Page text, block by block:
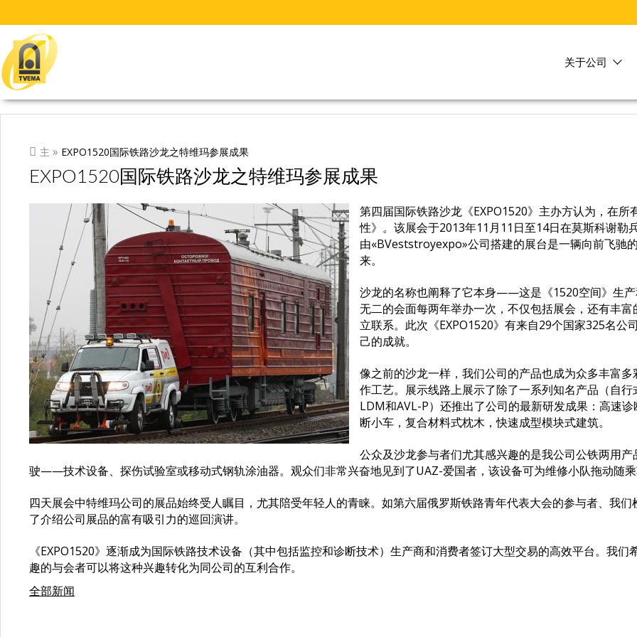
关于公司
ВЫ ЗДЕСЬ
主 » EXPO1520国际铁路沙龙之特维玛参展成果
EXPO1520国际铁路沙龙之特维玛参展成果
第四届国际铁路沙龙《EXPO1520》主办方认为，在
性》。该展会于2013年11月11日至14日在莫斯科谢勒
由«ВVeststroyexpo»公司搭建的展台是一辆向前飞
来。
沙龙的名称也阐释了它本身——这是《1520空间》生
无二的会面每两年举办一次，不仅包括展会，还有丰
立联系。此次《EXPO1520》有来自29个国家325名
己的成就。
像之前的沙龙一样，我们公司的产品也成为众多丰富
作工艺。展示线路上展示了除了一系列知名产品（自
LDM和AVL-P）还推出了公司的最新研发成果：高速
断小车，复合材料式枕木，快速成型模块式建筑。
公众及沙龙参与者们尤其感兴趣的是我公司公铁两用
驶——技术设备、探伤试验室或移动式钢轨涂油器。观众们非常兴奋地见到了UAZ-爱国者，该设备可为维修小队拖动随乘
四天展会中特维玛公司的展品始终受人瞩目，尤其陪受年轻人的青睐。如第六届俄罗斯铁路青年代表大会的参与者、我
了介绍公司展品的富有吸引力的巡回演讲。
《EXPO1520》逐渐成为国际铁路技术设备（其中包括监控和诊断技术）生产商和消费者签订大型交易的高效平台。我
趣的与会者可以将这种兴趣转化为同公司的互利合作。
全部新闻